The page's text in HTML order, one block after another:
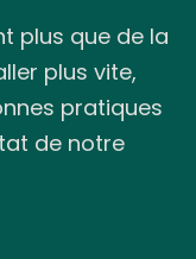
plus que de la
plus vite,
pratiques
de notre